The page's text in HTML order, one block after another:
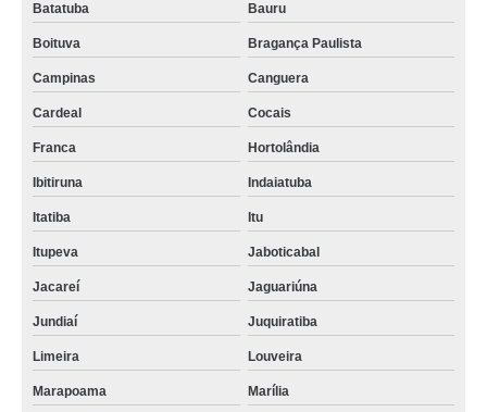
Batatuba Bauru
Boituva Bragança Paulista
Campinas Canguera
Cardeal Cocais
Franca Hortolândia
Ibitiruna Indaiatuba
Itatiba Itu
Itupeva Jaboticabal
Jacareí Jaguariúna
Jundiaí Juquiratiba
Limeira Louveira
Marapoama Marília